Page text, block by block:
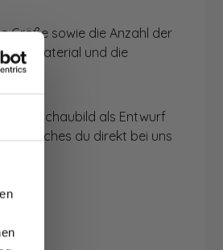
Größe sowie die Anzahl der
das Material und die
im Schaubild als Entwurf
welches du direkt bei uns